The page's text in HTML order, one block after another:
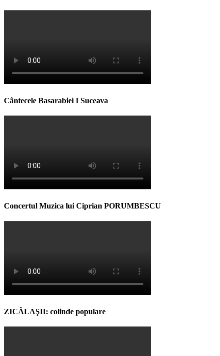
Cântecele Basarabiei I Suceava
Concertul Muzica lui Ciprian PORUMBESCU
ZICĂLAŞII: colinde populare